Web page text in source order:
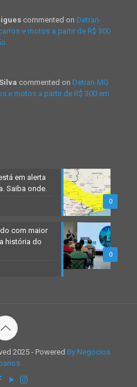
commented on Detran-
e motos a partir de R$ 300
commented on Detran-MG
e motos a partir de R$ 300 em
0
em alerta
Saiba onde.
0
com maior
história do
2025 - Powered By Negocios